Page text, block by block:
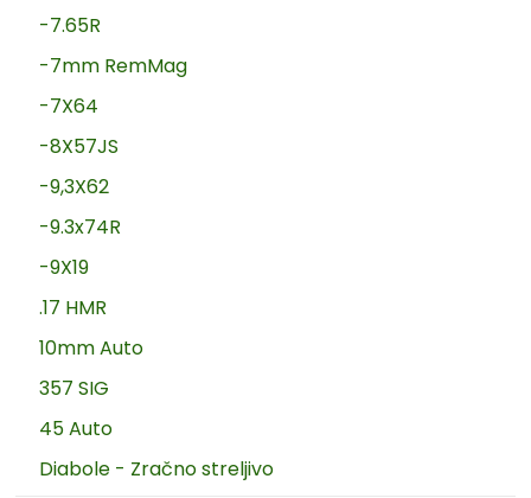
-7.65R
-7mm RemMag
-7X64
-8X57JS
-9,3X62
-9.3x74R
-9X19
.17 HMR
10mm Auto
357 SIG
45 Auto
Diabole - Zračno streljivo